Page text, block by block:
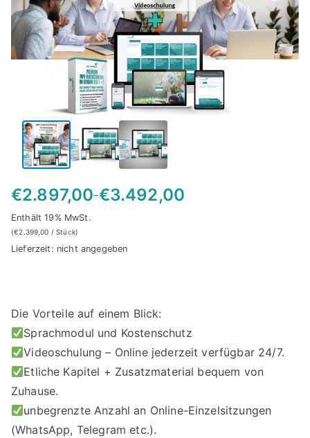
€2.897,00–€3.492,00
P
r
e
i
n
n
e
:
€
2
Enthält 19% MwSt.
(€2.399,00 / Stück)
Lieferzeit: nicht angegeben
Die Vorteile auf einem Blick:
Sprachmodul und Kostenschutz
Videoschulung – Online jederzeit verfügbar 24/7.
Etliche Kapitel + Zusatzmaterial bequem von
Zuhause.
unbegrenzte Anzahl an Online-Einzelsitzungen
(WhatsApp, Telegram etc.).